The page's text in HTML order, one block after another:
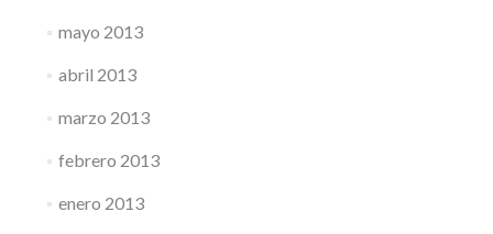
mayo 2013
abril 2013
marzo 2013
febrero 2013
enero 2013